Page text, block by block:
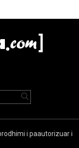
i paautorizuar i